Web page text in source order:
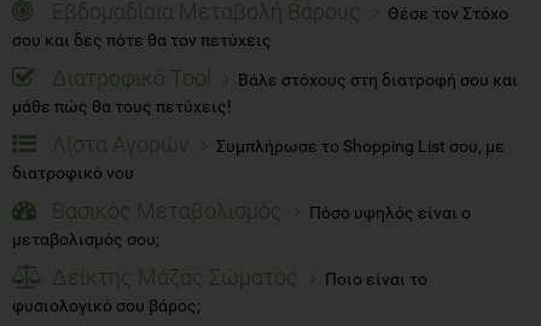
Εβδομαδίαια Μεταβολή Βάρους
Θέσε τον Στόχο
σου και δες πότε θα τον πετύχεις
Διατροφικό Tool
Βάλε στόχους στη διατροφή σου και
μάθε πώς θα τους πετύχεις!
Λίστα Αγορών
Συμπλήρωσε το Shopping List σου, με
διατροφικό νου
Βασικός Μεταβολισμός
Πόσο υψηλός είναι ο
μεταβολισμός σου;
Δείκτης Μάζας Σώματος
Ποιο είναι το
φυσιολογικό σου βάρος;